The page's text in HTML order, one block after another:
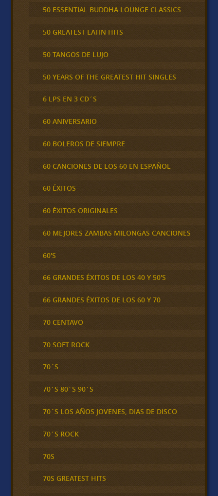
50 ESSENTIAL BUDDHA LOUNGE CLASSICS
50 GREATEST LATIN HITS
50 TANGOS DE LUJO
50 YEARS OF THE GREATEST HIT SINGLES
6 LPS EN 3 CD´S
60 ANIVERSARIO
60 BOLEROS DE SIEMPRE
60 CANCIONES DE LOS 60 EN ESPAÑOL
60 ÉXITOS
60 ÉXITOS ORIGINALES
60 MEJORES ZAMBAS MILONGAS CANCIONES
60'S
66 GRANDES ÉXITOS DE LOS 40 Y 50'S
66 GRANDES ÉXITOS DE LOS 60 Y 70
70 CENTAVO
70 SOFT ROCK
70´S
70´S 80´S 90´S
70´S LOS AÑOS JOVENES, DIAS DE DISCO
70´S ROCK
70S
70S GREATEST HITS